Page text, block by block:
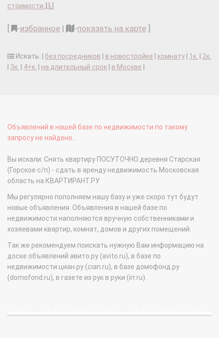
стоимости
-избранное | -показать на карте
Искать: | без посредников в новостройке комнату 1к.
2к.
3к. 4+к. на длительный срок в Москве
Объявлений в нашей базе по недвижимости по такому
запросу не найдено...
Вы искали: Снять квартиру ПОСУТОЧНО деревня Старская
(Горское с/п) - сдать в аренду недвижимость Московская
область на КВАРТИРАНТ.РУ
Мы регулярно пополняем нашу базу и уже скоро тут будут
новые объявления. Объявления в нашей базе по
недвижимости наполняются вручную собственниками и
хозяевами квартир, комнат, домов и других помещений.
Так же рекомендуем поискать нужную Вам информацию на
доске объявлений авито.ру (avito.ru), в базе по
недвижимости циан.ру (cian.ru), в базе домофонд.ру
(domofond.ru), в газете из рук в руки (irr.ru).